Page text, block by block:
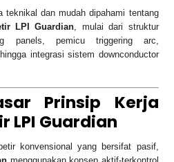
teknikal dan mudah dipahami tentang
LPI Guardian , mulai dari struktur
panels, pemicu triggering arc,
integrasi sistem downconductor
Prinsip Kerja
LPI Guardian
konvensional yang bersifat pasif,